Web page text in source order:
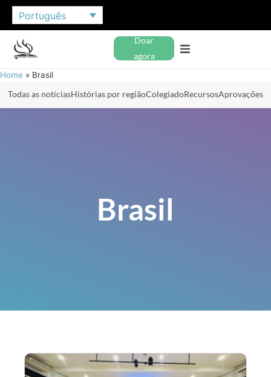
Português
Doar
agora
Home » Brasil
Todas as notíciasHistórias por regiãoColegiadoRecursosAprovações
Brasil